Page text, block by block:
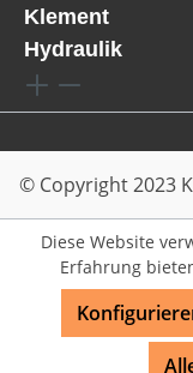
Klement
Hydraulik
© Copyright 2023
Diese Website
Erfahrung